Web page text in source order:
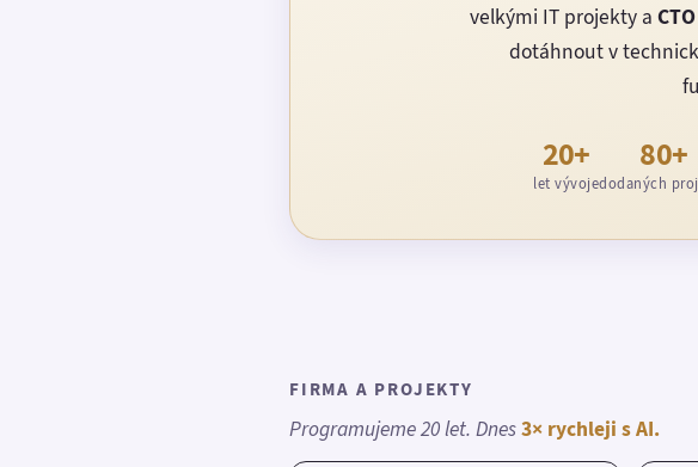
velkými IT projekty a CTO
dotáhnout v
20+
let vývoje
80+
dodaných
FIRMA A PROJEKTY
Programujeme 20 let. Dnes3× rychleji s AI.